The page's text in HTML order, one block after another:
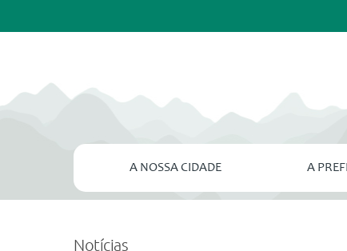
A NOSSA CIDADE A
Notícias